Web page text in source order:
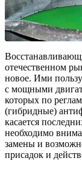
отечественном
новое. Ими
с мощными
которых по
(гибридные)
касается
необходимо
замены и
присадок и